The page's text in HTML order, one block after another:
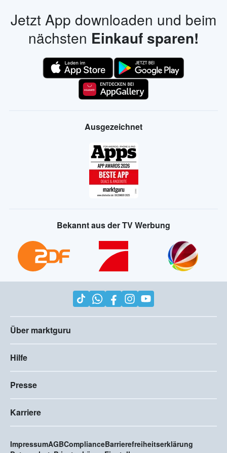
Jetzt App downloaden und beim
nächsten Einkauf sparen!
Ausgezeichnet
Bekannt aus der TV Werbung
Über marktguru
Hilfe
Presse
Karriere
ImpressumAGBComplianceBarrierefreiheitserklärung